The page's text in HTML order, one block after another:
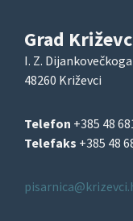
Grad
I. Z.
48260 Križevci
Telefon +385 48
Telefaks +385 48